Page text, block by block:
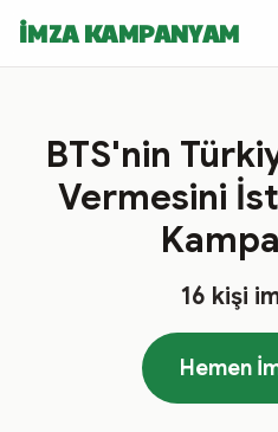
İMZA KAMPANYAM
BTS'nin
Vermesini
16 kişi
Hemen